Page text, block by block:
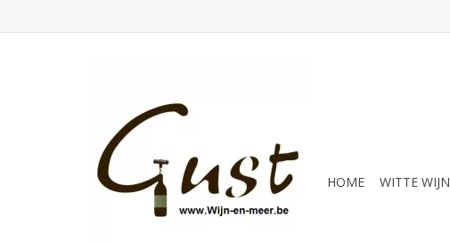
HOME WITTE WIJN